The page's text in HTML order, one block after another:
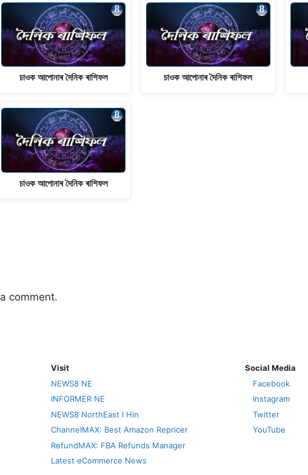
চাওক আপোনাৰ দৈনিক ৰাশিফল
চাওক আপোনাৰ দৈনিক ৰাশিফল
চাওক আপোনাৰ দৈনিক ৰাশিফল
comment.
Visit
NEWS8 NE
INFORMER NE
NEWS8 NorthEast I Hin
ChannelMAX: Best Amazon Repricer
RefundMAX: FBA Refunds Manager
Latest eCommerce News
Social Media
Facebook
Instagram
Twitter
YouTube